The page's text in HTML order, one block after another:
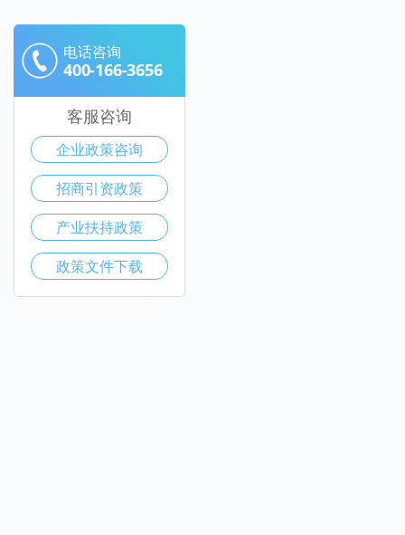
电话咨询
400-166-3656
客服咨询
企业政策咨询
招商引资政策
产业扶持政策
政策文件下载